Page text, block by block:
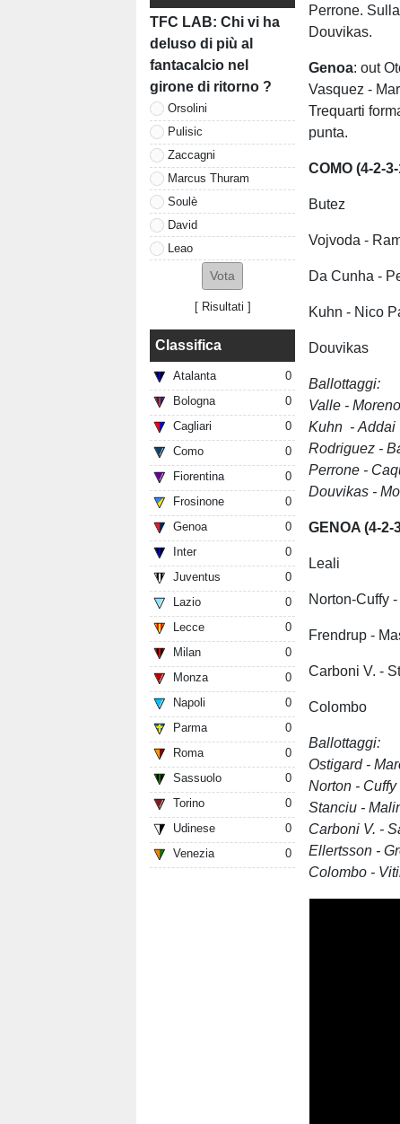
TFC LAB: Chi vi ha
deluso di più al
fantacalcio nel
girone di ritorno ?
Orsolini
Pulisic
Zaccagni
Marcus Thuram
Soulè
David
Leao
[ Risultati ]
Classifica
Atalanta
0
Bologna
0
Cagliari
0
Como
0
Fiorentina
0
Frosinone
0
Genoa
0
Inter
0
Juventus
0
Lazio
0
Lecce
0
Milan
0
Monza
0
Napoli
0
Parma
0
Roma
0
Sassuolo
0
Torino
0
Udinese
0
Venezia
0
Perrone.
Douvikas.
Genoa: out
Vasquez -
Trequarti
punta.
COMO (4-2-
Butez
Vojvoda -
Da Cunha -
Kuhn - Nico
Douvikas
Ballottaggi:
Valle -
Kuhn - Addai
Rodriguez -
Perrone -
Douvikas -
GENOA (4-2-
Leali
Norton-Cuffy
Frendrup -
Carboni V. -
Colombo
Ballottaggi:
Ostigard -
Norton -
Stanciu -
Carboni V. -
Ellertsson -
Colombo -